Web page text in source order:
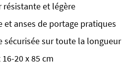
résistante et légère
et anses de portage pratiques
sécurisée sur toute la longueur
20 x 85 cm